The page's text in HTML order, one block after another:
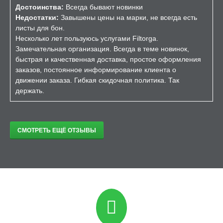
Достоинства: Всегда бывают новинки
Недостатки: Завышены цены на марки, не всегда есть
листы для бон.
Несколько лет пользуюсь услугами Filtorga.
Замечательная организация. Всегда в теме новинок,
быстрая и качественная доставка, простое оформления
заказов, постоянное информирование клиента о
движении заказа. Гибкая скидочная политика. Так
держать.
СМОТРЕТЬ ЕЩЁ ОТЗЫВЫ